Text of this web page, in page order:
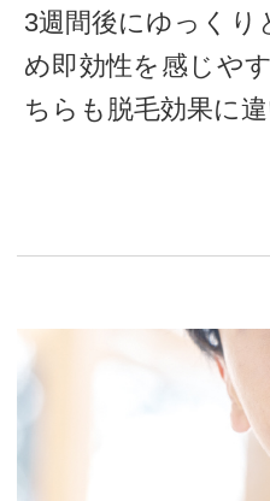
3週間後にゆっくり
め即効性を感じや
ちらも脱毛効果に